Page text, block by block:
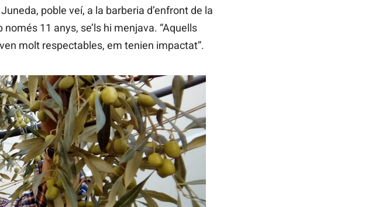
poble veí, a la barberia d’enfront de la
11 anys, se’ls hi menjava. “Aquells
molt respectables, em tenien impactat”.